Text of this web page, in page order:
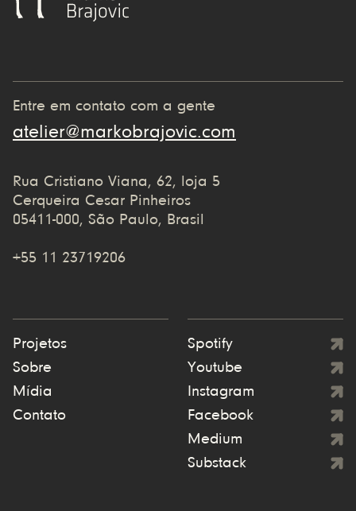
Entre em contato com a gente
atelier@markobrajovic.com
Rua Cristiano Viana, 62, loja 5
Cerqueira Cesar Pinheiros
05411-000, São Paulo, Brasil
+55 11 23719206
Projetos
Sobre
Mídia
Contato
Spotify
Youtube
Instagram
Facebook
Medium
Substack